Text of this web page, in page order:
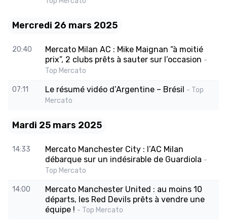
Mercredi 26 mars 2025
20:40
Mercato Milan AC : Mike Maignan “à moitié
prix”, 2 clubs prêts à sauter sur l’occasion -
Top Mercato
07:11 Le résumé vidéo d’Argentine – Brésil - Top
Mercato
Mardi 25 mars 2025
14:33
Mercato Manchester City : l’AC Milan
débarque sur un indésirable de Guardiola -
Top Mercato
14:00
Mercato Manchester United : au moins 10
départs, les Red Devils prêts à vendre une
équipe ! - Top Mercato